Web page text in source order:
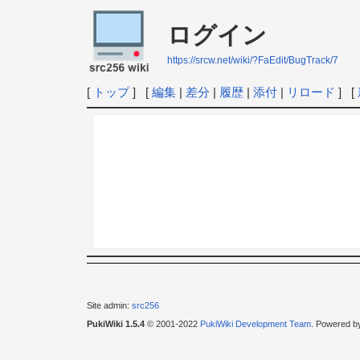
ログイン
https://srcw.net/wiki/?FaEdit/BugTrack/7
[ トップ] [ 編集| 差分 | 履歴| 添付| リロード ] [
Site admin: src256
PukiWiki 1.5.4© 2001-2022 PukiWiki Development Team. Powered